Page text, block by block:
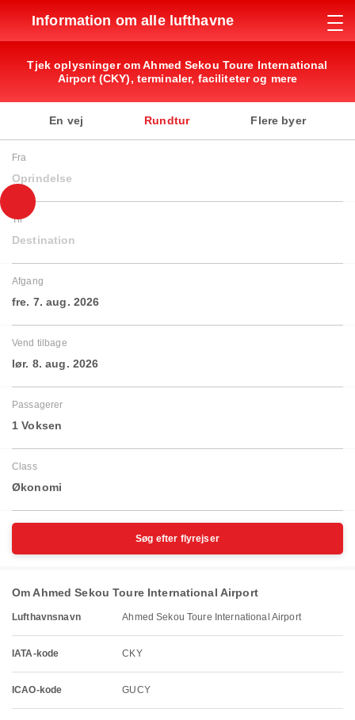
Information om alle lufthavne
Tjek oplysninger om Ahmed Sekou Toure International
Airport (CKY), terminaler, faciliteter og mere
En vej Rundtur Flere byer
Fra
Oprindelse
Til
Destination
Afgang
fre. 7. aug. 2026
Vend tilbage
lør. 8. aug. 2026
Passagerer
1 Voksen
Class
Økonomi
Søg efter flyrejser
Om Ahmed Sekou Toure International Airport
Lufthavnsnavn Ahmed Sekou Toure International Airport
IATA-kode CKY
ICAO-kode GUCY